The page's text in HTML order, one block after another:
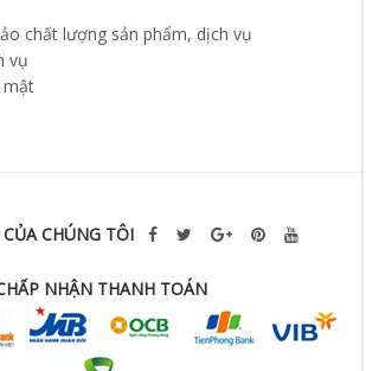
chất lượng sản phẩm, dịch vụ
vụ
mật
CHÚNG TÔI
NHẬN THANH TOÁN